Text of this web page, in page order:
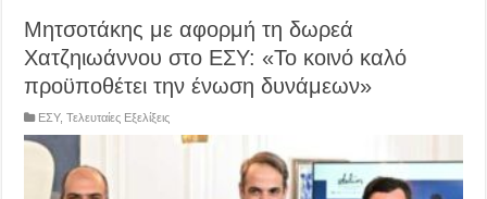
Μητσοτάκης με αφορμή τη δωρεά
Χατζηιωάννου στο ΕΣΥ: «Το κοινό καλό
προϋποθέτει την ένωση δυνάμεων»
ΕΣΥ,Τελευταίες Εξελίξεις